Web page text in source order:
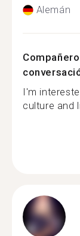
Alemán
I'm
culture and